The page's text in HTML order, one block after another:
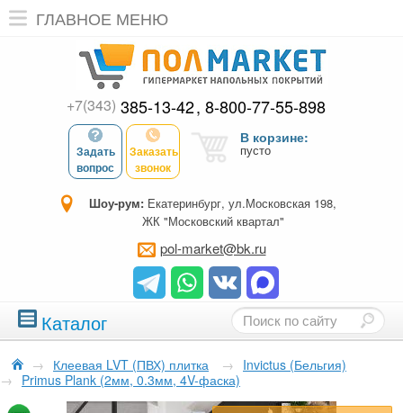
ГЛАВНОЕ МЕНЮ
+7(343) 385-13-42 8-800-77-55-898
Задать
вопрос
Заказать
звонок
В корзине:
пусто
Шоу-рум: Екатеринбург, ул.Московская 198,
ЖК "Московский квартал"
pol-market@bk.ru
Каталог
→ Клеевая LVT (ПВХ) плитка → Invictus (Бельгия)
→ Primus Plank (2мм, 0.3мм, 4V-фаска)